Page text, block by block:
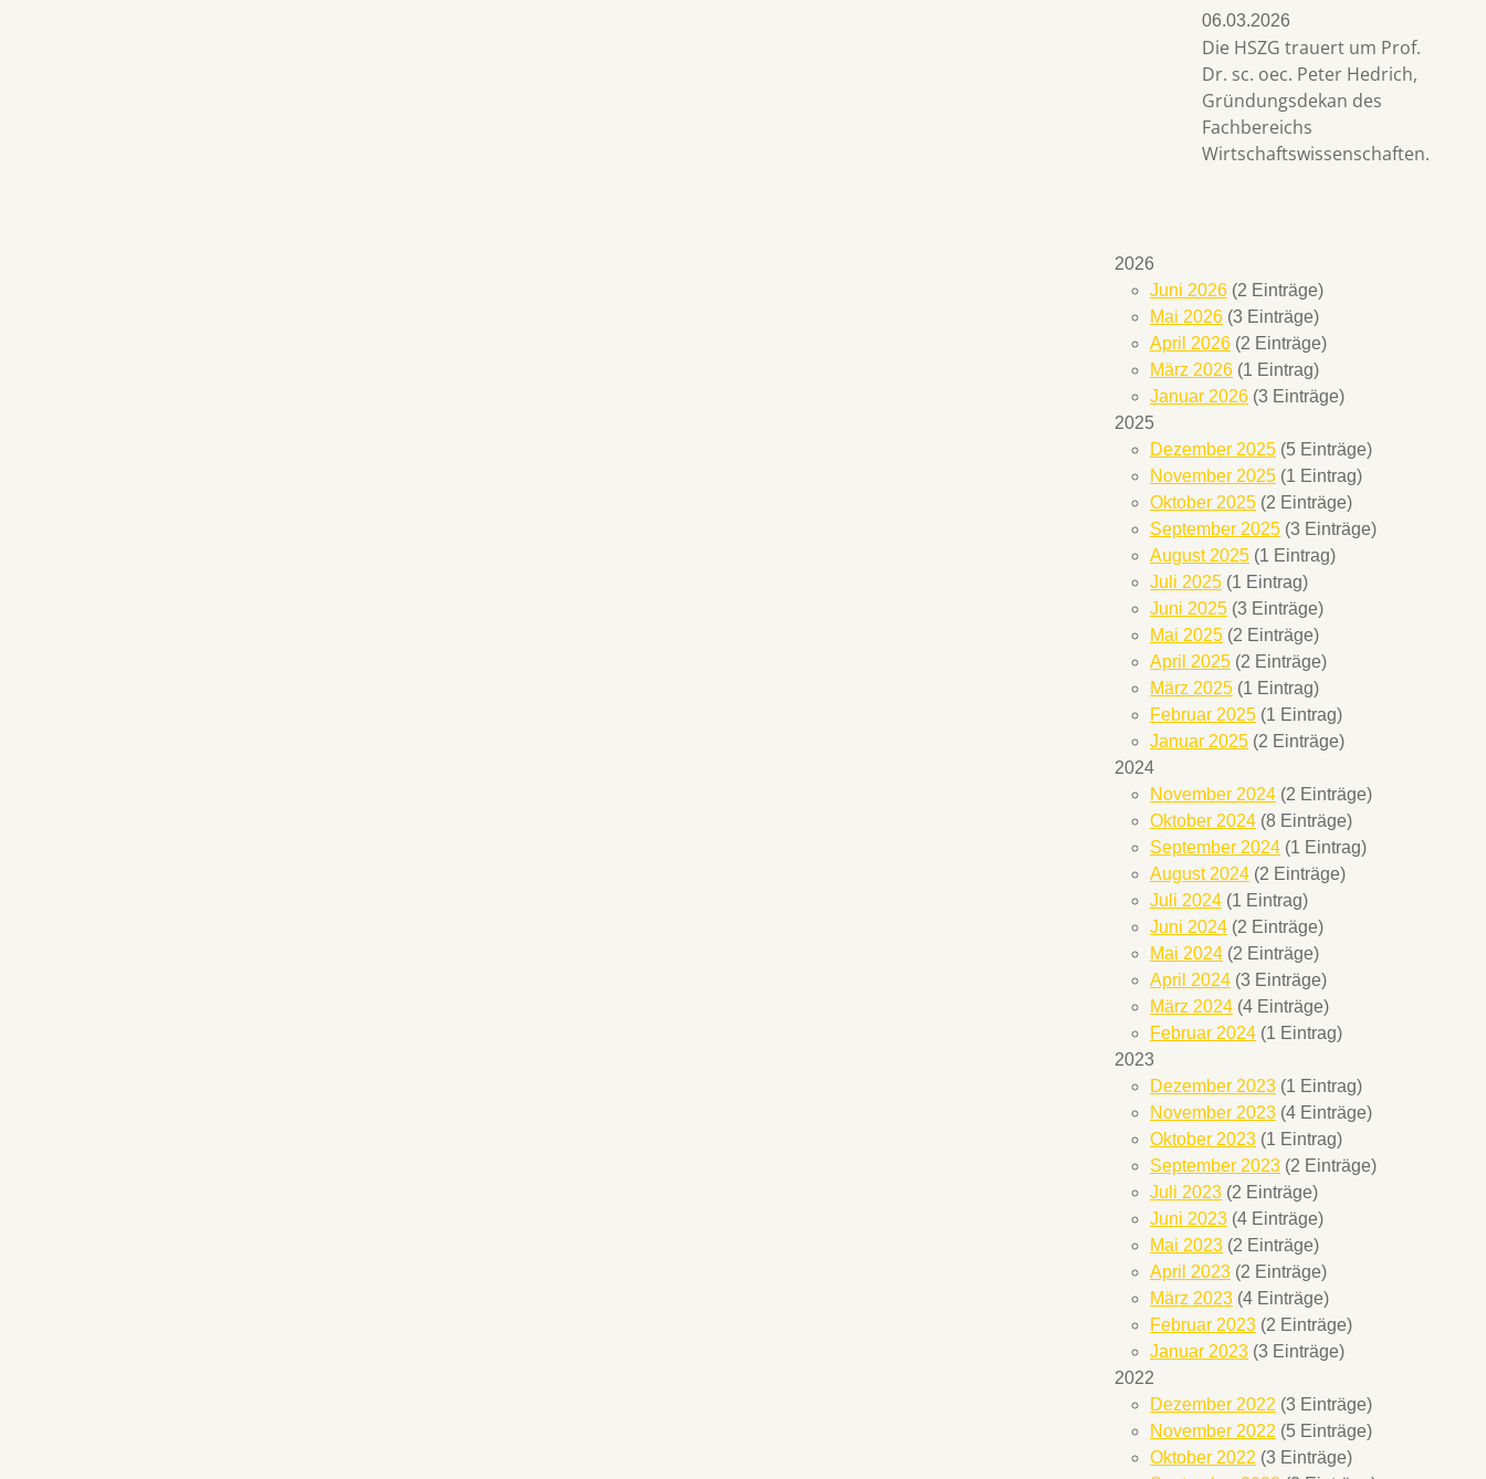
06.03.2026
Die HSZG trauert um Prof.
Dr. sc. oec. Peter Hedrich,
Gründungsdekan des
Fachbereichs
Wirtschaftswissenschaften.
2026
Juni 2026 (2 Einträge)
Mai 2026 (3 Einträge)
April 2026 (2 Einträge)
März 2026 (1 Eintrag)
Januar 2026 (3 Einträge)
2025
Dezember 2025 (5 Einträge)
November 2025 (1 Eintrag)
Oktober 2025 (2 Einträge)
September 2025 (3 Einträge)
August 2025 (1 Eintrag)
Juli 2025 (1 Eintrag)
Juni 2025 (3 Einträge)
Mai 2025 (2 Einträge)
April 2025 (2 Einträge)
März 2025 (1 Eintrag)
Februar 2025 (1 Eintrag)
Januar 2025 (2 Einträge)
2024
November 2024 (2 Einträge)
Oktober 2024 (8 Einträge)
September 2024 (1 Eintrag)
August 2024 (2 Einträge)
Juli 2024 (1 Eintrag)
Juni 2024 (2 Einträge)
Mai 2024 (2 Einträge)
April 2024 (3 Einträge)
März 2024 (4 Einträge)
Februar 2024 (1 Eintrag)
2023
Dezember 2023 (1 Eintrag)
November 2023 (4 Einträge)
Oktober 2023 (1 Eintrag)
September 2023 (2 Einträge)
Juli 2023 (2 Einträge)
Juni 2023 (4 Einträge)
Mai 2023 (2 Einträge)
April 2023 (2 Einträge)
März 2023 (4 Einträge)
Februar 2023 (2 Einträge)
Januar 2023 (3 Einträge)
2022
Dezember 2022 (3 Einträge)
November 2022 (5 Einträge)
Oktober 2022 (3 Einträge)